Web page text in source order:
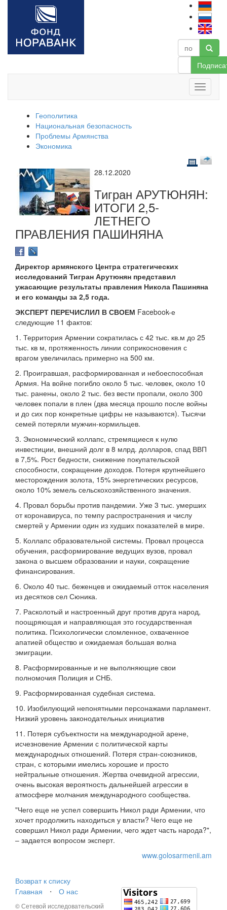
Геополитика
Национальная безопасность
Проблемы Армянства
Экономика
28.12.2020
Тигран АРУТЮНЯН:
ИТОГИ 2,5-
ЛЕТНЕГО
ПРАВЛЕНИЯ ПАШИНЯНА
Директор армянского Центра стратегических
исследований Тигран Арутюнян представил
ужасающие результаты правления Никола Пашиняна
и его команды за 2,5 года.
ЭКСПЕРТ ПЕРЕЧИСЛИЛ В СВОЕМ Facebook-е
следующие 11 фактов:
1. Территория Армении сократилась с 42 тыс. кв.м до 25
тыс. кв м, протяженность линии соприкосновения с
врагом увеличилась примерно на 500 км.
2. Проигравшая, расформированная и небоеспособная
Армия. На войне погибло около 5 тыс. человек, около 10
тыс. ранены, около 2 тыс. без вести пропали, около 300
человек попали в плен (два месяца прошло после войны
и до сих пор конкретные цифры не называются). Тысячи
семей потеряли мужчин-кормильцев.
3. Экономический коллапс, стремящиеся к нулю
инвестиции, внешний долг в 8 млрд. долларов, спад ВВП
в 7,5%. Рост бедности, снижение покупательской
способности, сокращение доходов. Потеря крупнейшего
месторождения золота, 15% энергетических ресурсов,
около 10% земель сельскохозяйственного значения.
4. Провал борьбы против пандемии. Уже 3 тыс. умерших
от коронавируса, по темпу распространения и числу
смертей у Армении один из худших показателей в мире.
5. Коллапс образовательной системы. Провал процесса
обучения, расформирование ведущих вузов, провал
закона о высшем образовании и науки, сокращение
финансирования.
6. Около 40 тыс. беженцев и ожидаемый отток населения
из десятков сел Сюника.
7. Расколотый и настроенный друг против друга народ,
поощряющая и направляющая это государственная
политика. Психологически сломленное, охваченное
апатией общество и ожидаемая большая волна
эмиграции.
8. Расформированные и не выполняющие свои
полномочия Полиция и СНБ.
9. Расформированная судебная система.
10. Изобилующий непонятными персонажами парламент.
Низкий уровень законодательных инициатив
11. Потеря субъектности на международной арене,
исчезновение Армении с политической карты
международных отношений. Потеря стран-союзников,
стран, с которыми имелись хорошие и просто
нейтральные отношения. Жертва очевидной агрессии,
очень высокая вероятность дальнейшей агрессии в
атмосфере молчания международного сообщества.
"Чего еще не успел совершить Никол ради Армении, что
хочет продолжить находиться у власти? Чего еще не
совершил Никол ради Армении, чего ждет часть народа?",
– задается вопросом эксперт.
www.golosarmenii.am
Возврат к списку
Главная
⋅ О нас
© Сетевой исследовательский